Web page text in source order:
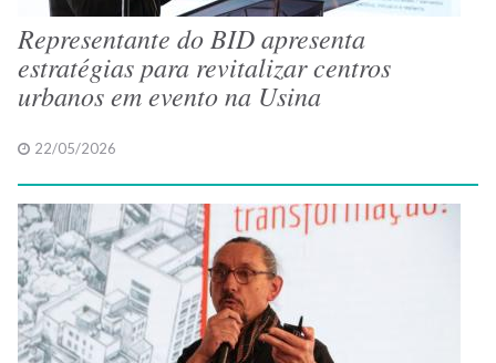
Representante do BID apresenta
estratégias para revitalizar centros
urbanos em evento na Usina
22/05/2026